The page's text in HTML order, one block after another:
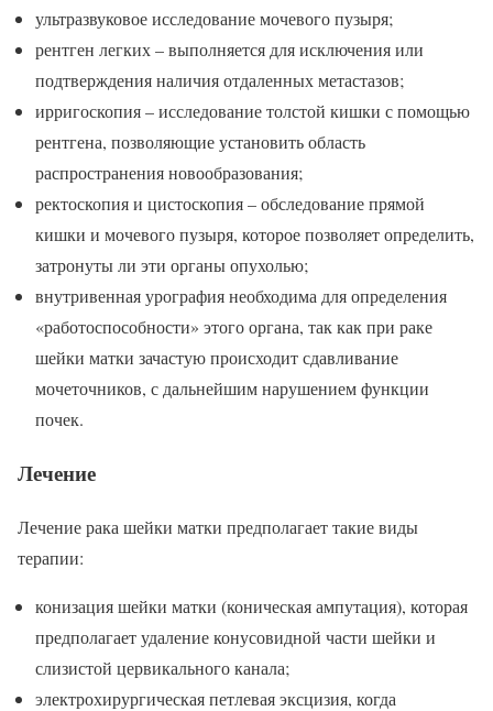
ультразвуковое исследование мочевого пузыря;
рентген легких – выполняется для исключения или
подтверждения наличия отдаленных метастазов;
ирригоскопия – исследование толстой кишки с помощью
рентгена, позволяющие установить область
распространения новообразования;
ректоскопия и цистоскопия – обследование прямой
кишки и мочевого пузыря, которое позволяет определить,
затронуты ли эти органы опухолью;
внутривенная урография необходима для определения
«работоспособности» этого органа, так как при раке
шейки матки зачастую происходит сдавливание
мочеточников, с дальнейшим нарушением функции
почек.
Лечение
Лечение рака шейки матки предполагает такие виды
терапии:
конизация шейки матки (коническая ампутация), которая
предполагает удаление конусовидной части шейки и
слизистой цервикального канала;
электрохирургическая петлевая эксцизия, когда